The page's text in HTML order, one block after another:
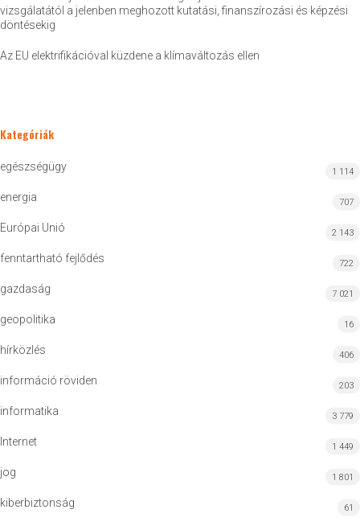
vizsgálatától a jelenben meghozott kutatási, finanszírozási és képzési
döntésekig
Az EU elektrifikációval küzdene a klímaváltozás ellen
Kategóriák
egészségügy 1 114
energia 707
Európai Unió 2 143
fenntartható fejlődés 722
gazdaság 7 021
geopolitika 16
hírközlés 406
információ röviden 203
informatika 3 779
Internet 1 449
jog 1 801
kiberbiztonság 61